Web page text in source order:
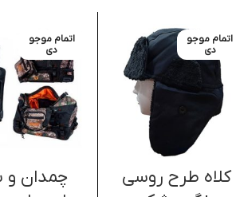
اتمام موجو
دی
کلاه طرح روسی
اتمام موجو
دی
چمدان